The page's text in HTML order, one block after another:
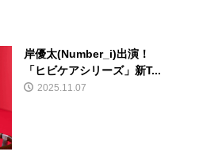
岸優太(Number_i)出演！
「ヒビケアシリーズ」新T...
2025.11.07